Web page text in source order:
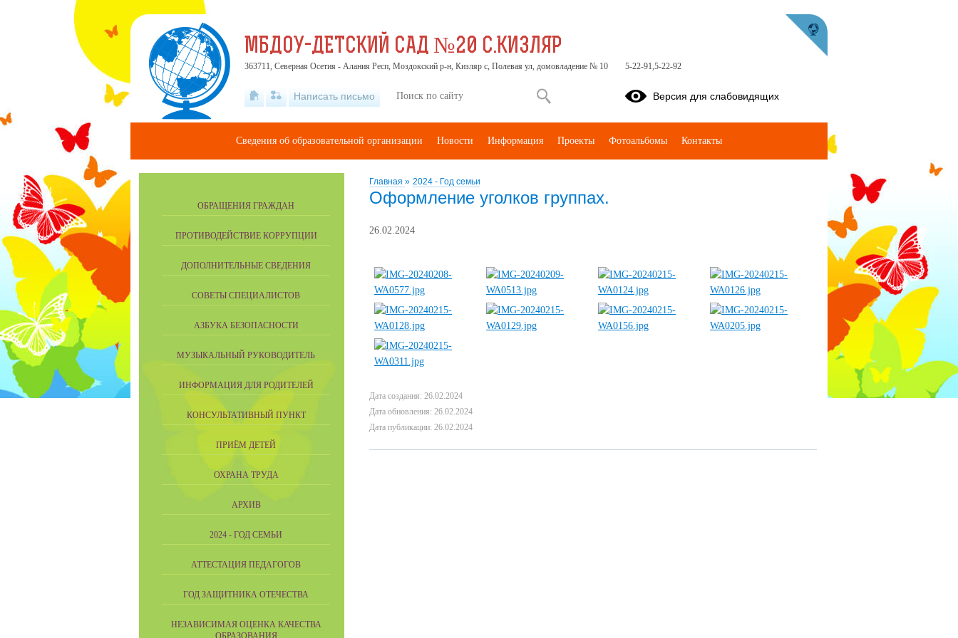
Главная » 2024 - Год семьи
Оформление уголков группах.
26.02.2024
Дата создания: 26.02.2024
Дата обновления: 26.02.2024
Дата публикации: 26.02.2024
ОБРАЩЕНИЯ ГРАЖДАН
ПРОТИВОДЕЙСТВИЕ КОРРУПЦИИ
ДОПОЛНИТЕЛЬНЫЕ СВЕДЕНИЯ
СОВЕТЫ СПЕЦИАЛИСТОВ
АЗБУКА БЕЗОПАСНОСТИ
МУЗЫКАЛЬНЫЙ РУКОВОДИТЕЛЬ
ИНФОРМАЦИЯ ДЛЯ РОДИТЕЛЕЙ
КОНСУЛЬТАТИВНЫЙ ПУНКТ
ПРИЁМ ДЕТЕЙ
ОХРАНА ТРУДА
АРХИВ
2024 - ГОД СЕМЬИ
АТТЕСТАЦИЯ ПЕДАГОГОВ
ГОД ЗАЩИТНИКА ОТЕЧЕСТВА
НЕЗАВИСИМАЯ ОЦЕНКА КАЧЕСТВА
ОБРАЗОВАНИЯ
МБДОУ-ДЕТСКИЙ САД №20 С.КИЗЛЯР
363711, Северная Осетия - Алания Респ, Моздокский р-н, Кизляр с, Полевая ул, домовладение № 10 5-22-91,5-22-92
Написать письмо Версия для слабовидящих
Сведения об образовательной организации Новости Информация Проекты Фотоальбомы Контакты